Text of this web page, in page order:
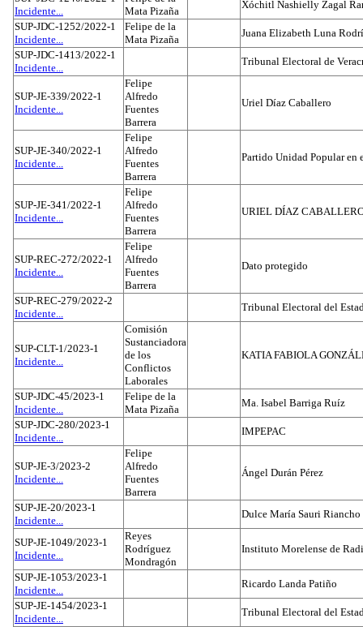
Incidente...
Mata Pizaña
Xóchitl Nashielly Zagal
SUP-JDC-1252/2022-1
Incidente...
Felipe de la
Mata Pizaña
Juana Elizabeth Luna
SUP-JDC-1413/2022-1
Incidente...
Tribunal Electoral de
SUP-JE-339/2022-1
Incidente...
Felipe
Alfredo
Fuentes
Barrera
Uriel Díaz Caballero
SUP-JE-340/2022-1
Incidente...
Felipe
Alfredo
Fuentes
Barrera
Partido Unidad Popular en
SUP-JE-341/2022-1
Incidente...
Felipe
Alfredo
Fuentes
Barrera
URIEL DÍAZ
SUP-REC-272/2022-1
Incidente...
Felipe
Alfredo
Fuentes
Barrera
Dato protegido
SUP-REC-279/2022-2
Incidente...
Tribunal Electoral del
SUP-CLT-1/2023-1
Incidente...
Comisión
Sustanciadora
de los
Conflictos
Laborales
KATIA FABIOLA
SUP-JDC-45/2023-1
Incidente...
Felipe de la
Mata Pizaña
Ma. Isabel Barriga Ruíz
SUP-JDC-280/2023-1
Incidente...
IMPEPAC
SUP-JE-3/2023-2
Incidente...
Felipe
Alfredo
Fuentes
Barrera
Ángel Durán Pérez
SUP-JE-20/2023-1
Incidente...
Dulce María Sauri
SUP-JE-1049/2023-1
Incidente...
Reyes
Rodríguez
Mondragón
Instituto Morelense de
SUP-JE-1053/2023-1
Incidente...
Ricardo Landa Patiño
SUP-JE-1454/2023-1
Incidente...
Tribunal Electoral del